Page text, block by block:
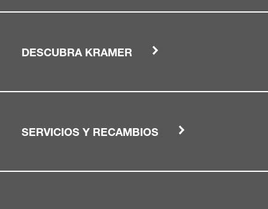
DESCUBRA KRAMER
SERVICIOS Y RECAMBIOS